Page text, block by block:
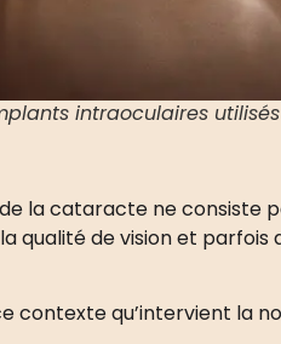
intraoculaires
la cataracte ne consiste
qualité de vision et
contexte qu’intervient la